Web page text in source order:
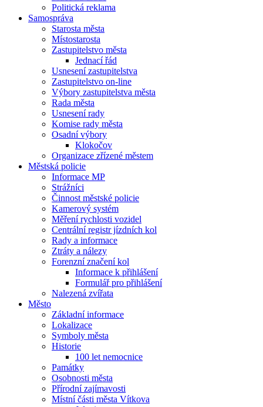
Politická reklama
Samospráva
Starosta města
Místostarosta
Zastupitelstvo města
Jednací řád
Usnesení zastupitelstva
Zastupitelstvo on-line
Výbory zastupitelstva města
Rada města
Usnesení rady
Komise rady města
Osadní výbory
Klokočov
Organizace zřízené městem
Městská policie
Informace MP
Strážníci
Činnost městské policie
Kamerový systém
Měření rychlosti vozidel
Centrální registr jízdních kol
Rady a informace
Ztráty a nálezy
Forenzní značení kol
Informace k přihlášení
Formulář pro přihlášení
Nalezená zvířata
Město
Základní informace
Lokalizace
Symboly města
Historie
100 let nemocnice
Památky
Osobnosti města
Přírodní zajímavosti
Místní části města Vítkova